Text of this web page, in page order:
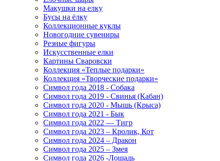
Макушки на елку
Бусы на ёлку
Коллекционные куклы
Новогодние сувениры
Резные фигуры
Искусственные елки
Картины Сваровски
Коллекция «Теплые подарки»
Коллекция «Творческие подарки»
Символ года 2018 - Собака
Символ года 2019 - Свинья (Кабан)
Символ года 2020 - Мышь (Крыса)
Символ года 2021 - Бык
Символ года 2022 — Тигр
Символ года 2023 – Кролик, Кот
Символ года 2024 – Дракон
Символ года 2025 – Змея
Символ года 2026 -Лошадь